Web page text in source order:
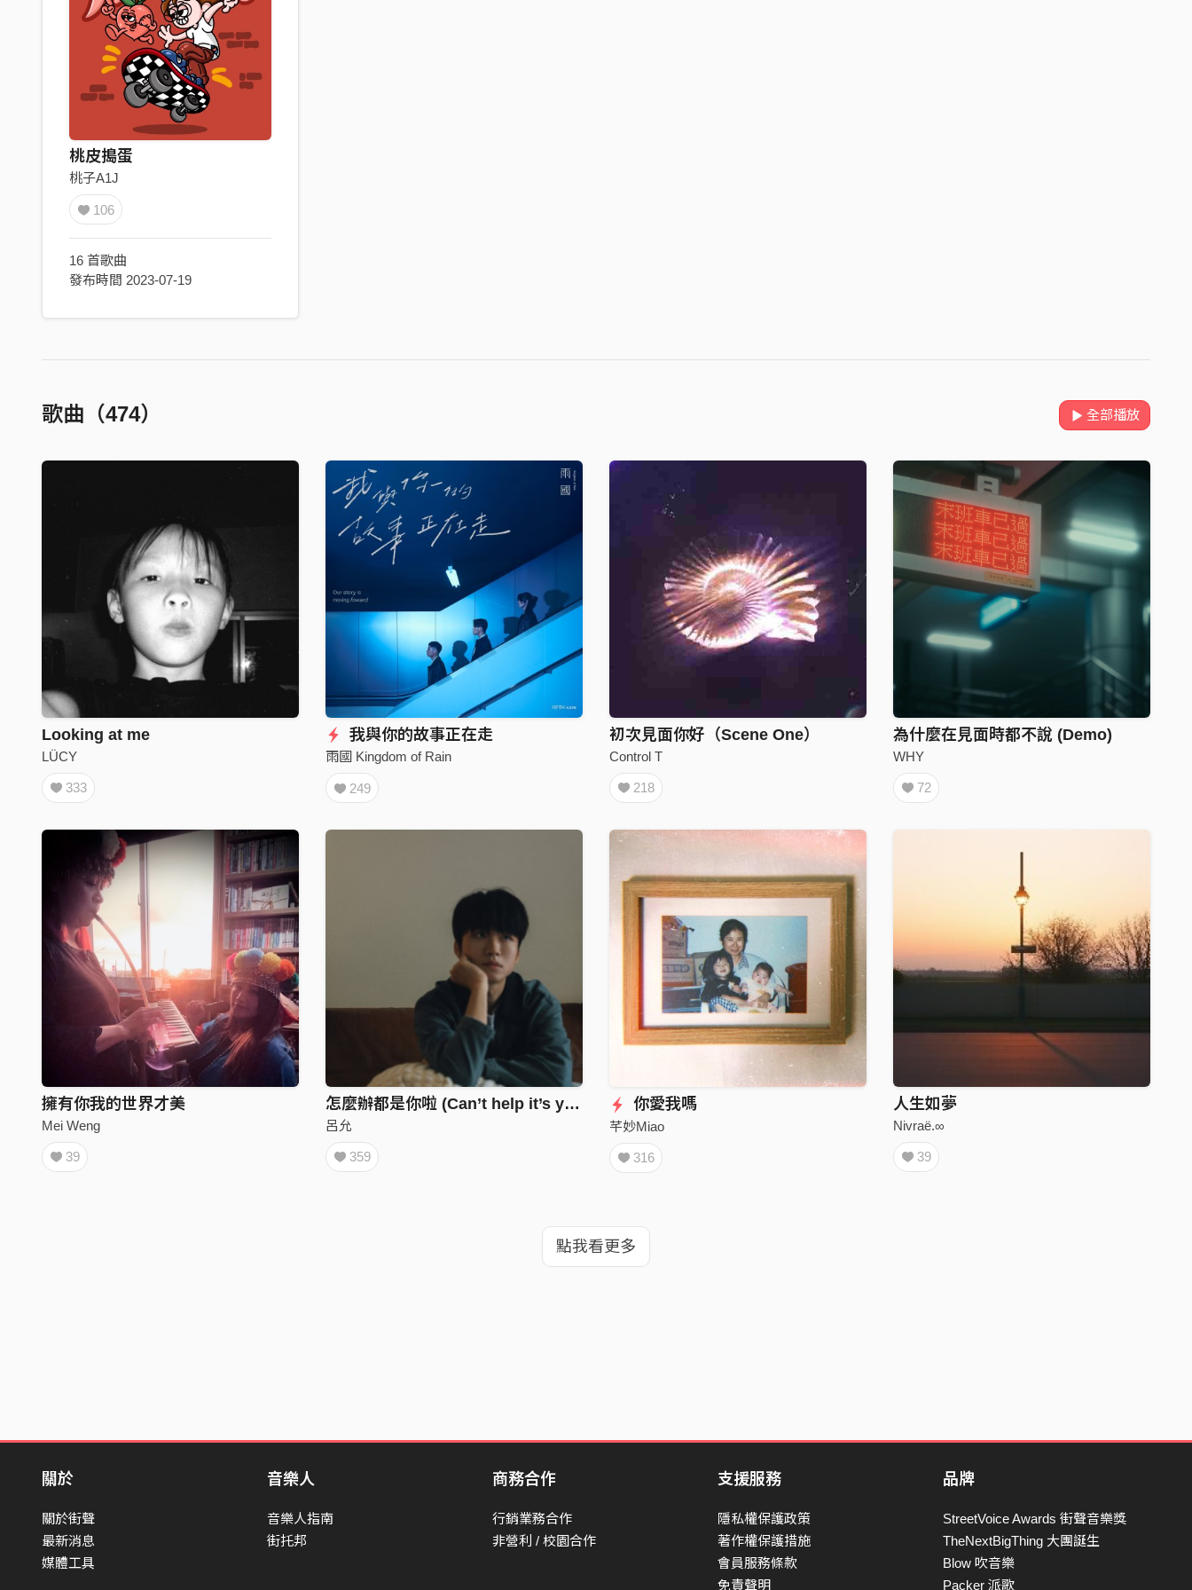
桃皮搗蛋
桃子A1J
106
16 首歌曲
發布時間 2023-07-19
歌曲（474） 全部播放
Looking at me
LÜCY
333
我與你的故事正在走
雨國 Kingdom of Rain
249
初次見面你好（Scene One）
Control T
218
為什麼在見面時都不說 (Demo)
WHY
72
擁有你我的世界才美
Mei Weng
39
怎麼辦都是你啦 (Can’t help it’s you)
呂允
359
你愛我嗎
芊妙Miao
316
人生如夢
Nivraë.∞
39
點我看更多
關於
關於街聲
最新消息
媒體工具
音樂人
音樂人指南
街托邦
商務合作
行銷業務合作
非營利 / 校園合作
支援服務
隱私權保護政策
著作權保護措施
會員服務條款
免責聲明
品牌
StreetVoice Awards 街聲音樂獎
TheNextBigThing 大團誕生
Blow 吹音樂
Packer 派歌